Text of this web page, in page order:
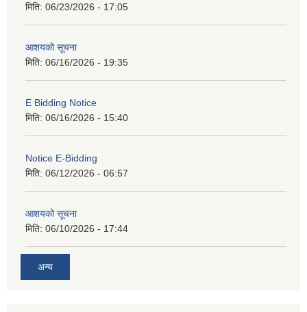
मिति: 06/23/2026 - 17:05
आशयको सूचना
मिति: 06/16/2026 - 19:35
E Bidding Notice
मिति: 06/16/2026 - 15:40
Notice E-Bidding
मिति: 06/12/2026 - 06:57
आशयको सूचना
मिति: 06/10/2026 - 17:44
अन्य